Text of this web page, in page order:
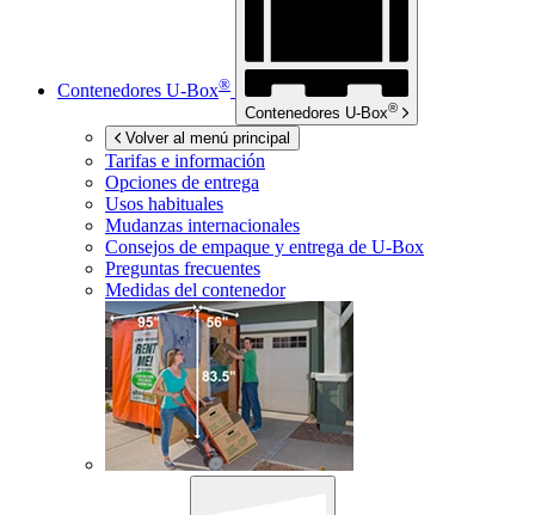
Contenedores U-Box®
Contenedores U-Box®
Volver al menú principal
Tarifas e información
Opciones de entrega
Usos habituales
Mudanzas internacionales
Consejos de empaque y entrega de U-Box
Preguntas frecuentes
Medidas del contenedor